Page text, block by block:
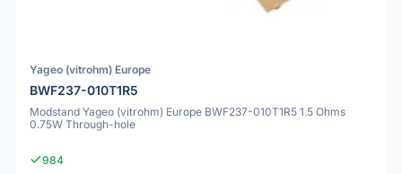
Yageo (vitrohm) Europe
BWF237-010T1R5
Modstand Yageo (vitrohm) Europe BWF237-010T1R5 1.5 Ohms
0.75W Through-hole
984